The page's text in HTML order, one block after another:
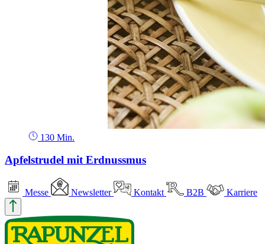
130 Min.
Apfelstrudel mit Erdnussmus
Messe Newsletter Kontakt B2B Karriere